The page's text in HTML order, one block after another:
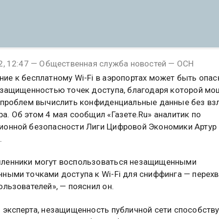
12:47 — Общественная служба новостей — ОСН
к бесплатному Wi-Fi в аэропортах может быть
точек доступа, благодаря которой
вычислить конфиденциальные данные без
Об этом 4 мая сообщил «Газете.Ru» аналитик по
безопасности Лиги Цифровой Экономики Артур
могут воспользоваться незащищенными
точками доступа к Wi-Fi для сниффинга —
— пояснил он.
незащищенность публичной сети